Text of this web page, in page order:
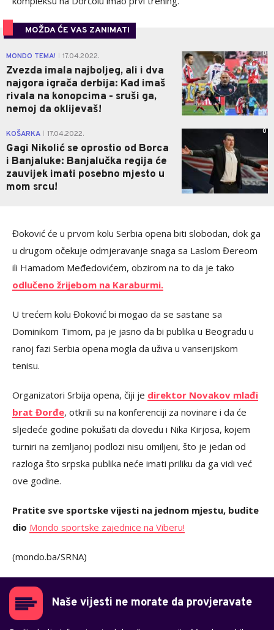
MOŽDA ĆE VAS ZANIMATI
MONDO TEMA! 17.04.2022.
Zvezda imala najboljeg, ali i dva
najgora igrača derbija: Kad imaš
rivala na konopcima - sruši ga,
nemoj da oklijevaš!
0
KOŠARKA 17.04.2022.
Gagi Nikolić se oprostio od Borca
i Banjaluke: Banjalučka regija će
zauvijek imati posebno mjesto u
mom srcu!
0
Đoković će u prvom kolu Serbia opena biti slobodan, dok ga
u drugom očekuje odmjeravanje snaga sa Laslom Đereom
ili Hamadom Međedovićem, obzirom na to da je tako
odlučeno žrijebom na Karaburmi.
U trećem kolu Đoković bi mogao da se sastane sa
Dominikom Timom, pa je jasno da bi publika u Beogradu u
ranoj fazi Serbia opena mogla da uživa u vanserijskom
tenisu.
Organizatori Srbija opena, čiji je direktor Novakov mlađi
brat Đorđe, otkrili su na konferenciji za novinare i da će
sljedeće godine pokušati da dovedu i Nika Kirjosa, kojem
turniri na zemljanoj podlozi nisu omiljeni, što je jedan od
razloga što srpska publika neće imati priliku da ga vidi već
ove godine.
Pratite sve sportske vijesti na jednom mjestu, budite
dio Mondo sportske zajednice na Viberu!
(mondo.ba/SRNA)
Naše vijesti ne morate da provjeravate